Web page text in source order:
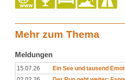
Mehr zum Thema
Meldungen
15.07.26
Ein See und tausend